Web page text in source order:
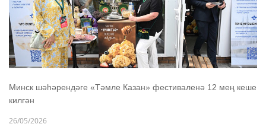
Минск шәһәрендәге «Тәмле Казан» фестиваленә 12 мең кеше
килгән
26/05/2026